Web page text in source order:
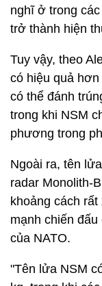
nghĩ ở trong
trở thành hiện
Tuy vậy, theo
có hiệu quả
có thể đánh
trong khi NSM
phương trong
Ngoài ra, tên
radar Monolith-
khoảng cách
mạnh chiến
của NATO.
"Tên lửa NSM